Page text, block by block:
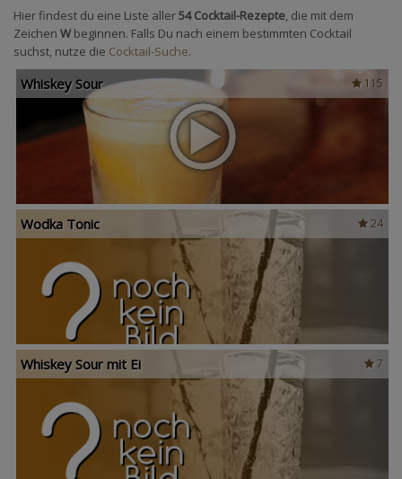
Hier findest du eine Liste aller54 Cocktail-Rezepte, die mit dem
Zeichen W beginnen. Falls Du nach einem bestimmten Cocktail
suchst, nutze die Cocktail-Suche.
115
Whiskey Sour
24
Wodka Tonic
7
Whiskey Sour mit Ei